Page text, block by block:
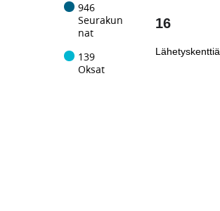
946
Seurakun
nat
139
Oksat
16
Lähetyskenttiä